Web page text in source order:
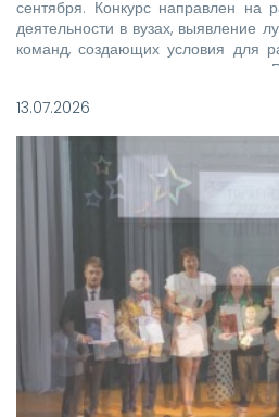
сентября. Конкурс направлен на
деятельности в вузах, выявление
команд, создающих условия для
реализуется при поддержке
13.07.2026